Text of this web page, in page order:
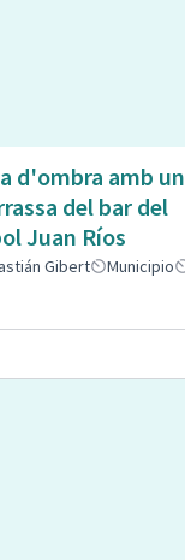
d'ombra amb un
del bar del
Juan Ríos
Gibert Municipio